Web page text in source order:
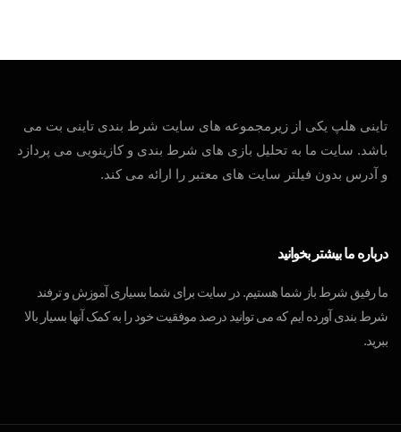
تاینی هلپ یکی از زیرمجموعه های سایت شرط بندی تاینی بت می
باشد. سایت ما به تحلیل بازی های شرط بندی و کازینویی می پردازد
و آدرس بدون فیلتر سایت های معتبر را ارائه می کند.
درباره ما بیشتر بخوانید
ما رفیق شرط باز شما هستیم. در سایت برای شما بسیاری آموزش و ترفند
شرط بندی آورده ایم که می توانید درصد موفقیت خود را به کمک آنها بسیار بالا
ببرید.